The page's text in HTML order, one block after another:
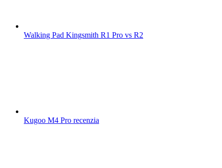
Walking Pad Kingsmith R1 Pro vs R2
Kugoo M4 Pro recenzia